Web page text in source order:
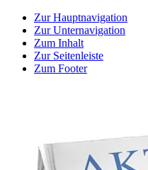
Zur Hauptnavigation
Zur Unternavigation
Zum Inhalt
Zur Seitenleiste
Zum Footer